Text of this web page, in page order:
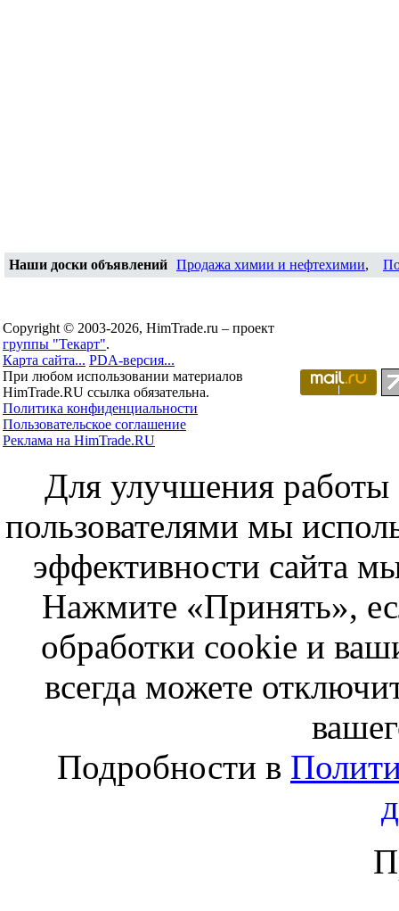
Наши доски объявлений Продажа химии и нефтехимии,
Copyright © 2003-2026, HimTrade.ru – проект
группы "Текарт".
Карта сайта... PDA-версия...
При любом использовании материалов
HimTrade.RU ссылка обязательна.
Политика конфиденциальности
Пользовательское соглашение
Реклама на HimTrade.RU
Для улучшения работы
пользователями мы
эффективности сайта
Нажмите «Принять»,
обработки cookie и
всегда можете
Подробности в